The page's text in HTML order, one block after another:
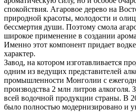
спокойствия. Агаровое дерево на
природной красоты, молодости и
бессмертия души. Поэтому смола
широкое применение в создании
Именно этот компонент придает
характер.
Завод, на котором изготавливается
одним из ведущих представителей
промышленности Монголии с
производства 2 млн литров алкоголя.
всей водочной продукции страны. В
было полностью модернизировано и